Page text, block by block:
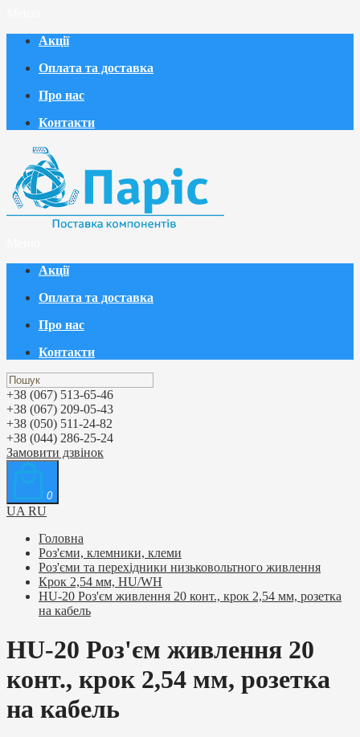
Акції
Оплата та доставка
Про нас
Контакти
Акції
Оплата та доставка
Про нас
Контакти
+38 (067) 513-65-46
+38 (067) 209-05-43
+38 (050) 511-24-82
+38 (044) 286-25-24
Замовити дзвінок
0
UA RU
Головна
Роз'єми, клемники, клеми
Роз'єми та перехідники низьковольтного живлення
Крок 2,54 мм, HU/WH
HU-20 Роз'єм живлення 20 конт., крок 2,54 мм, розетка
на кабель
HU-20 Роз'єм живлення 20
конт., крок 2,54 мм, розетка
на кабель